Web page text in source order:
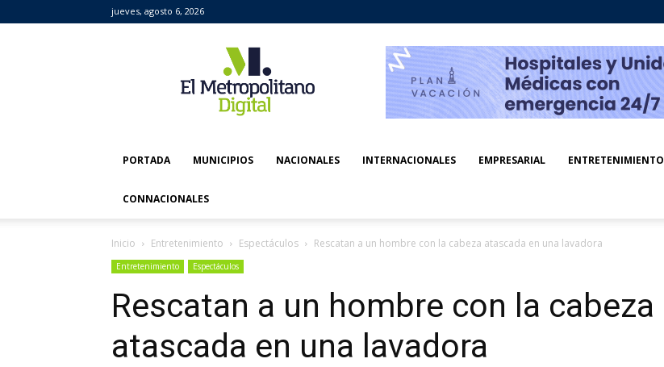
jueves, agosto 6, 2026
Metropolitano
Digital
PORTADA MUNICIPIOS NACIONALES INTERNACIONALES EMPRESARIAL ENTRETENIMIENTO
CONNACIONALES
Inicio Entretenimiento Espectáculos Rescatan a un hombre con la cabeza atascada en una lavadora
Entretenimiento Espectáculos
Rescatan a un hombre con la cabeza
atascada en una lavadora